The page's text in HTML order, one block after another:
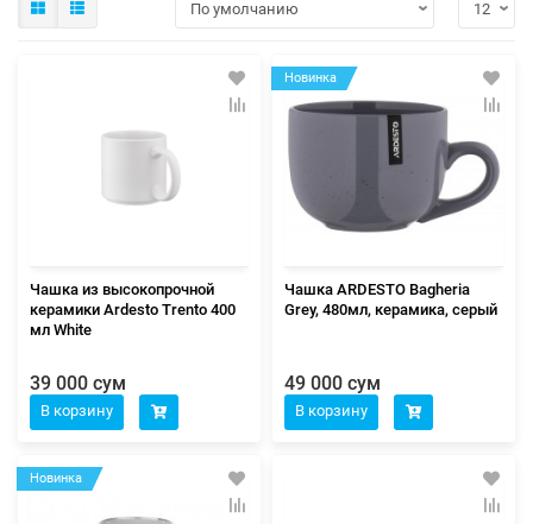
Чашка из высокопрочной
керамики Ardesto Trento 400
мл White
39 000 сум
В корзину
Новинка
Чашка ARDESTO Bagheria
Grey, 480мл, керамика, серый
49 000 сум
В корзину
Новинка